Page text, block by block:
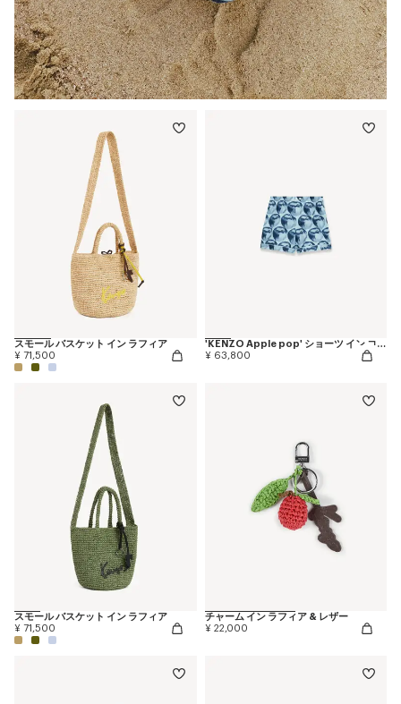
スモール バスケット イン ラフィア
¥ 71,500
'KENZO Apple pop' ショーツ イン コットン
¥ 63,800
スモール バスケット イン ラフィア
¥ 71,500
チャーム イン ラフィア & レザー
¥ 22,000